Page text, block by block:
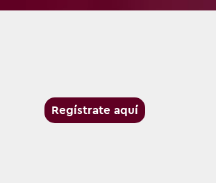
Regístrate aquí